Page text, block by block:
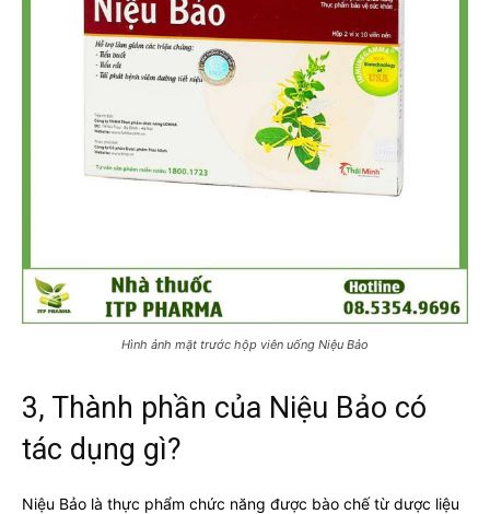
Hình ảnh mặt trước hộp viên uống Niệu Bảo
3, Thành phần của Niệu Bảo có
tác dụng gì?
Niệu Bảo là thực phẩm chức năng được bào chế từ dược liệu